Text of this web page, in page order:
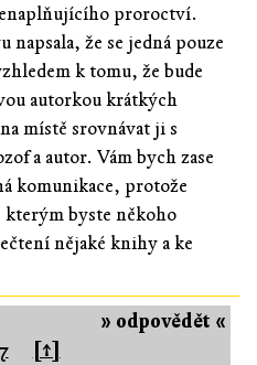
proroctví.
napsala, že se jedná pouze
k tomu, že bude
autorkou krátkých
místě srovnávat ji s
a autor. Vám bych zase
komunikace, protože
byste někoho
nějaké knihy a ke
» odpovědět «
[↑]